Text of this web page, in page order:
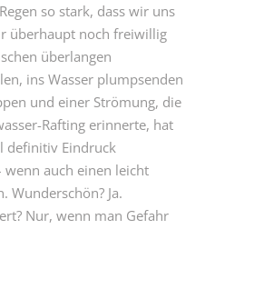
so stark, dass wir uns
überhaupt noch freiwillig
überlangen
ins Wasser plumpsenden
und einer Strömung, die
Rafting erinnerte, hat
definitiv Eindruck
wenn auch einen leicht
Wunderschön? Ja.
Nur, wenn man Gefahr